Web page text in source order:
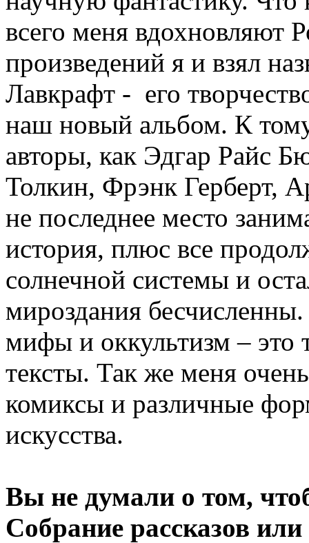
всего меня вдохновляют
произведений я и взял
Лавкрафт - его
наш новый альбом. К
авторы, как Эдгар Райс
Толкин, Фрэнк Герберт,
не последнее место
история, плюс все
солнечной системы и
мироздания
мифы и оккультизм – это
тексты. Так же меня
комиксы и различные
искусства.
Вы не думали о том,
Собрание рассказов